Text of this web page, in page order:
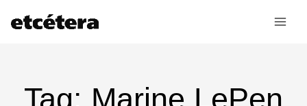
Tag: Marine LePen